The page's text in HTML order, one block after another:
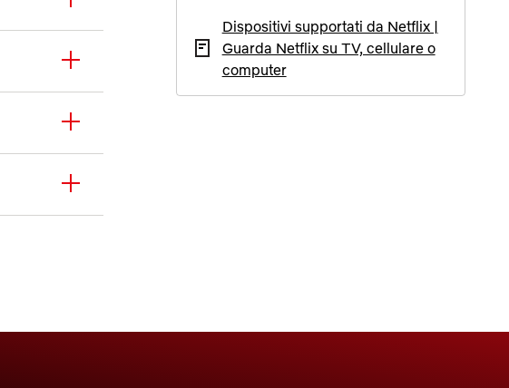
Dispositivi supportati da Netflix |
Guarda Netflix su TV, cellulare o
computer